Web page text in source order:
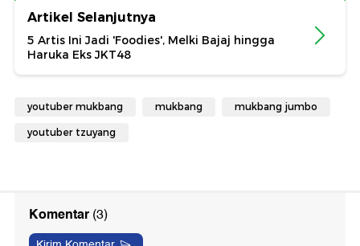
Artikel Selanjutnya
5 Artis Ini Jadi 'Foodies', Melki Bajaj hingga
Haruka Eks JKT48
youtuber mukbang mukbang mukbang jumbo
youtuber tzuyang